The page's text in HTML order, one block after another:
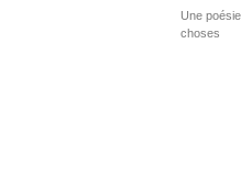
Une
choses